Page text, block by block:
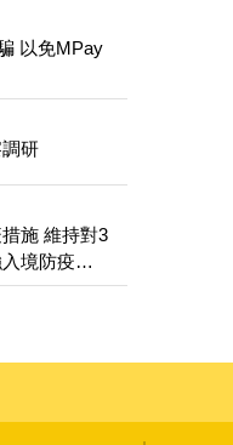
以免MPay
研
施 維持對3
境防疫措